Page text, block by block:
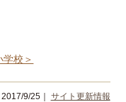
校＞
2017/9/25｜ サイト更新情報